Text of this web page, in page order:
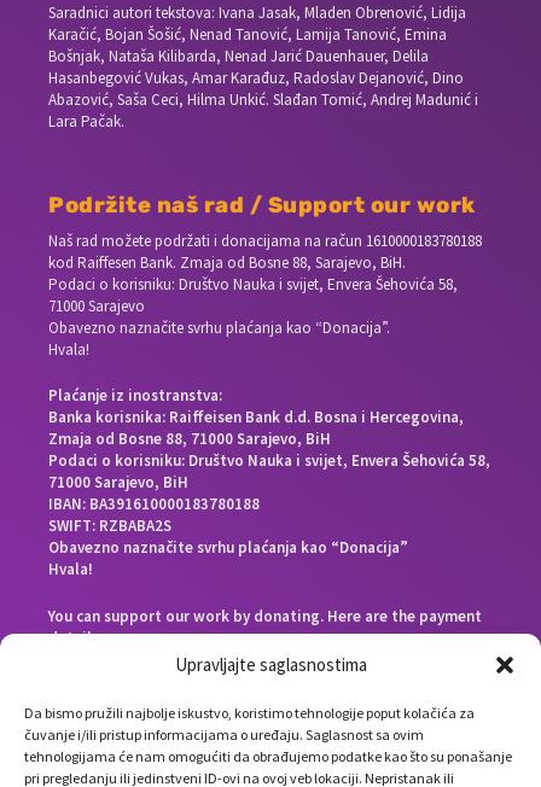
Upravljajte saglasnostima
Da bismo pružili najbolje iskustvo, koristimo tehnologije poput kolačića za
čuvanje i/ili pristup informacijama o uređaju. Saglasnost sa ovim
tehnologijama će nam omogućiti da obrađujemo podatke kao što su ponašanje
pri pregledanju ili jedinstveni ID-ovi na ovoj veb lokaciji. Nepristanak ili
Saradnici autori tekstova: Ivana Jasak, Mladen Obrenović, Lidija
Karačić, Bojan Šošić, Nenad Tanović, Lamija Tanović, Emina
Bošnjak, Nataša Kilibarda, Nenad Jarić Dauenhauer, Delila
Hasanbegović Vukas, Amar Karađuz, Radoslav Dejanović, Dino
Abazović, Saša Ceci, Hilma Unkić. Slađan Tomić, Andrej Madunić i
Lara Pačak.
Podržite naš rad / Support our work
Naš rad možete podržati i donacijama na račun 1610000183780188
kod Raiffesen Bank. Zmaja od Bosne 88, Sarajevo, BiH.
Podaci o korisniku: Društvo Nauka i svijet, Envera Šehovića 58,
71000 Sarajevo
Obavezno naznačite svrhu plaćanja kao “Donacija”.
Hvala!
Plaćanje iz inostranstva:
Banka korisnika: Raiffeisen Bank d.d. Bosna i Hercegovina,
Zmaja od Bosne 88, 71000 Sarajevo, BiH
Podaci o korisniku: Društvo Nauka i svijet, Envera Šehovića 58,
71000 Sarajevo, BiH
IBAN: BA391610000183780188
SWIFT: RZBABA2S
Obavezno naznačite svrhu plaćanja kao “Donacija”
Hvala!
You can support our work by donating. Here are the payment
details:
Beneficiary bank: Raiffeisen Bank d.d. Bosna i Hercegovina,
Zmaja od Bosne 88, 71000 Sarajevo, Bosnia and Herzegovina
End beneficiary: Društvo Nauka i svijet, Envera Šehovića 58,
71000 Sarajevo, Bosnia and Herzegovina
IBAN: BA391610000183780188
SWIFT: RZBABA2S